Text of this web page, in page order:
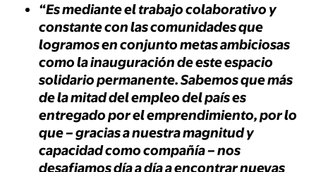
“Es mediante el trabajo colaborativo y
constante con las comunidades que
logramos en conjunto metas ambiciosas
como la inauguración de este espacio
solidario permanente. Sabemos que más
de la mitad del empleo del país es
entregado por el emprendimiento, por lo
que – gracias a nuestra magnitud y
capacidad como compañía – nos
desafiamos día a día a encontrar nuevas